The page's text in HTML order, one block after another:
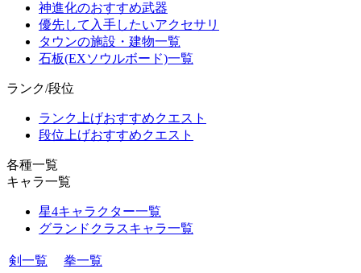
神進化のおすすめ武器
優先して入手したいアクセサリ
タウンの施設・建物一覧
石板(EXソウルボード)一覧
ランク/段位
ランク上げおすすめクエスト
段位上げおすすめクエスト
各種一覧
キャラ一覧
星4キャラクター一覧
グランドクラスキャラ一覧
剣一覧
拳一覧